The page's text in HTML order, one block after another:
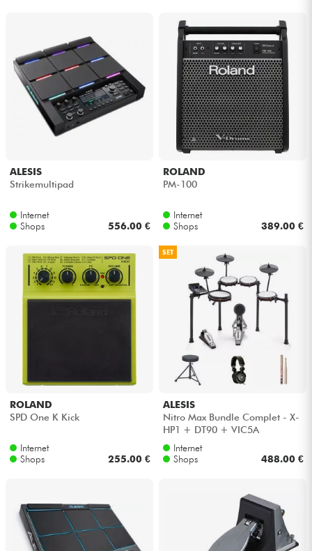
ALESIS
Strikemultipad
Internet
Shops
556.00 €
ROLAND
PM-100
Internet
Shops
389.00 €
ROLAND
SPD One K Kick
Internet
Shops
255.00 €
SET
ALESIS
Nitro Max Bundle Complet - X-
HP1 + DT90 + VIC5A
Internet
Shops
488.00 €